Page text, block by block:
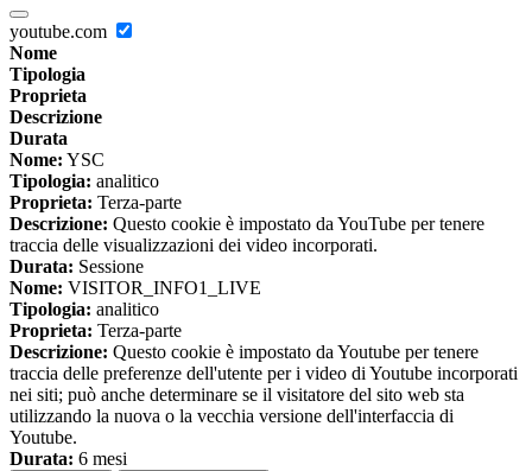
youtube.com
Nome
Tipologia
Proprieta
Descrizione
Durata
Nome: YSC
Tipologia: analitico
Proprieta: Terza-parte
Descrizione: Questo cookie è impostato da YouTube per tenere
traccia delle visualizzazioni dei video incorporati.
Durata: Sessione
Nome: VISITOR_INFO1_LIVE
Tipologia: analitico
Proprieta: Terza-parte
Descrizione: Questo cookie è impostato da Youtube per tenere
traccia delle preferenze dell'utente per i video di Youtube incorporati
nei siti; può anche determinare se il visitatore del sito web sta
utilizzando la nuova o la vecchia versione dell'interfaccia di
Youtube.
Durata: 6 mesi